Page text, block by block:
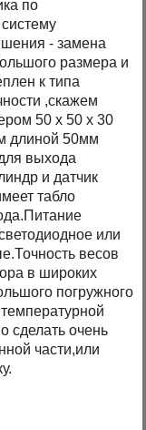
по
- замена
размера и
к типа
,скажем
50 х 50 х 30
длиной 50мм
выхода
и датчик
табло
или
весов
в широких
погружного
сделать очень
части,или